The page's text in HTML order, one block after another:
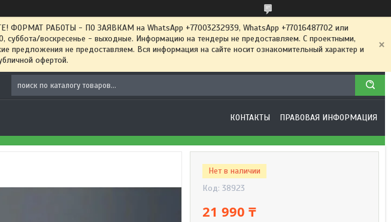
РАБОТЫ - ПО ЗАЯВКАМ на WhatsApp +77003232939, WhatsApp +77016487702 или
воскресенье - выходные. Информацию на тендеры не предоставляем. С проектными,
не предоставляем. Вся информация на сайте носит ознакомительный характер и
офертой.
КОНТАКТЫ ПРАВОВАЯ ИНФОРМАЦИЯ
Нет в наличии
Код: 38923
21 990 ₸